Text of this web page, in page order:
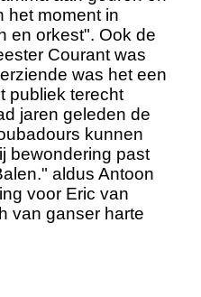
het moment in
en orkest". Ook de
Courant was
was het een
publiek terecht
jaren geleden de
kunnen
bewondering past
aldus Antoon
voor Eric van
van ganser harte